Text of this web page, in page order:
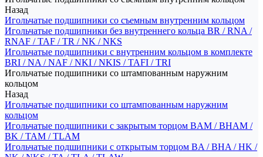
Назад
Игольчатые подшипники со съемным внутренним кольцом
Игольчатые подшипники без внутреннего кольца BR / RNA /
RNAF / TAF / TR / NK / NKS
Игольчатые подшипники с внутренним кольцом в комплекте
BRI / NA / NAF / NKI / NKIS / TAFI / TRI
Игольчатые подшипники со штампованным наружним
кольцом
Назад
Игольчатые подшипники со штампованным наружним
кольцом
Игольчатые подшипники с закрытым торцом BAM / BHAM /
BK / TAM / TLAM
Игольчатые подшипники с открытым торцом BA / BHA / HK /